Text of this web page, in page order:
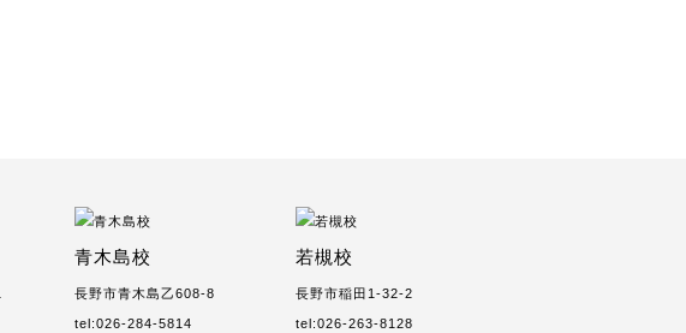
青木島校
長野市青木島乙608-8
tel:026-284-5814
若槻校
長野市稲田1-32-2
tel:026-263-8128